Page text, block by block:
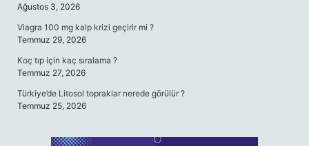
Ağustos 3, 2026
Viagra 100 mg kalp krizi geçirir mi ?
Temmuz 29, 2026
Koç tıp için kaç sıralama ?
Temmuz 27, 2026
Türkiye’de Litosol topraklar nerede görülür ?
Temmuz 25, 2026